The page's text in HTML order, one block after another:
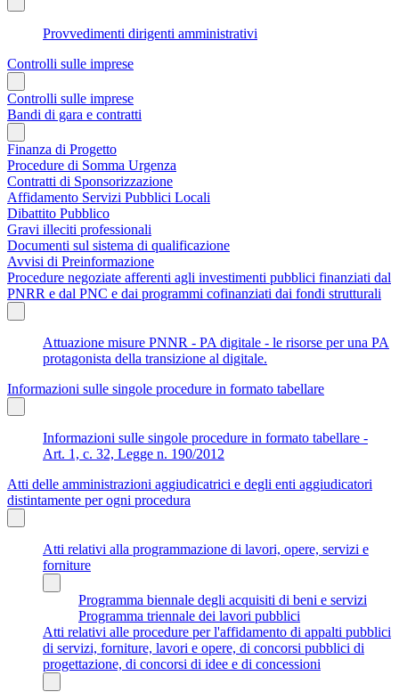
Provvedimenti dirigenti amministrativi
Controlli sulle imprese
Controlli sulle imprese
Bandi di gara e contratti
Finanza di Progetto
Procedure di Somma Urgenza
Contratti di Sponsorizzazione
Affidamento Servizi Pubblici Locali
Dibattito Pubblico
Gravi illeciti professionali
Documenti sul sistema di qualificazione
Avvisi di Preinformazione
Procedure negoziate afferenti agli investimenti pubblici finanziati dal
PNRR e dal PNC e dai programmi cofinanziati dai fondi strutturali
Attuazione misure PNNR - PA digitale - le risorse per una PA
protagonista della transizione al digitale.
Informazioni sulle singole procedure in formato tabellare
Informazioni sulle singole procedure in formato tabellare -
Art. 1, c. 32, Legge n. 190/2012
Atti delle amministrazioni aggiudicatrici e degli enti aggiudicatori
distintamente per ogni procedura
Atti relativi alla programmazione di lavori, opere, servizi e
forniture
Programma biennale degli acquisiti di beni e servizi
Programma triennale dei lavori pubblici
Atti relativi alle procedure per l'affidamento di appalti pubblici
di servizi, forniture, lavori e opere, di concorsi pubblici di
progettazione, di concorsi di idee e di concessioni